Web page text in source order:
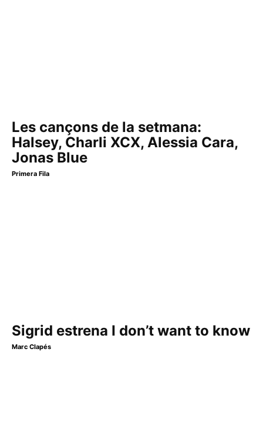
Les cançons de la setmana:
Halsey, Charli XCX, Alessia Cara,
Jonas Blue
Primera Fila
Sigrid estrena I don’t want to know
Marc Clapés